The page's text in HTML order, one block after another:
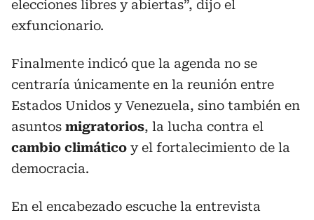
elecciones libres y abiertas”, dijo el
exfuncionario.
Finalmente indicó que la agenda no se
centraría únicamente en la reunión entre
Estados Unidos y Venezuela, sino también en
asuntos migratorios, la lucha contra el
cambio climático y el fortalecimiento de la
democracia.
En el encabezado escuche la entrevista